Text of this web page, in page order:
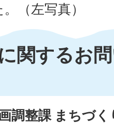
（左写真）
関するお
調整課 まちづ